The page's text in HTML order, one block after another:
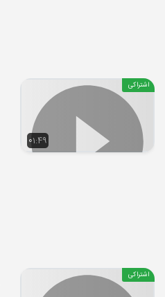
01:49
اشتراکی
اشتراکی